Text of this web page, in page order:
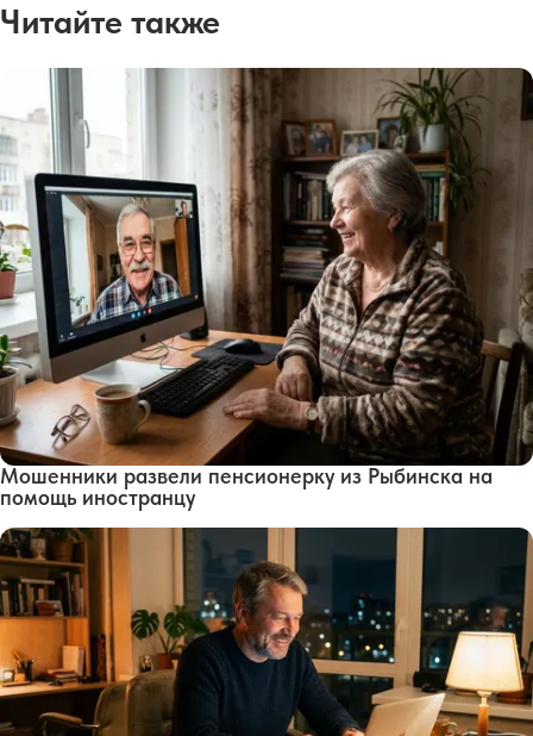
Читайте также
Мошенники развели пенсионерку из Рыбинска на
помощь иностранцу